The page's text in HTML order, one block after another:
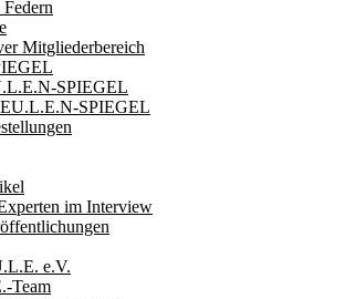
Mitgliederbereich
SPIEGEL
SPIEGEL
im Interview
e.V.
Team